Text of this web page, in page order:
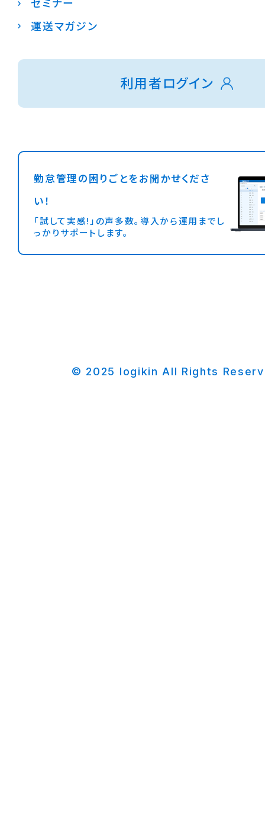
セミナー
運送マガジン
利用者ログイン
勤怠管理の困りごとをお聞かせくださ
い！
「試して実感!」の声多数。導入から運用までし
っかりサポートします。
© 2025 logikin All Rights